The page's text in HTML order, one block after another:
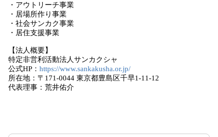
・アウトリーチ事業
・居場所作り事業
・社会サンカク事業
・居住支援事業
【法人概要】
特定非営利活動法人サンカクシャ
公式HP： https://www.sankakusha.or.jp/
所在地：〒171-0044 東京都豊島区千早1-11-12
代表理事：荒井佑介